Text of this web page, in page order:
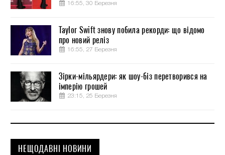
16:55, 30 Березня
Taylor Swift знову побила рекорди: що відомо
про новий реліз
16:55, 27 Березня
Зірки-мільярдери: як шоу-біз перетворився на
імперію грошей
23:15, 25 Березня
НЕЩОДАВНІ НОВИНИ